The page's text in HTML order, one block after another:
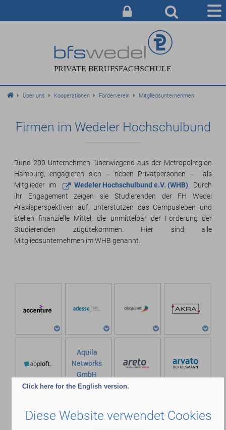
BERATUNG & ANMELDUNG
SERVICE & INFO
ÜBER UNS
Über uns Kooperationen Förderverein Mitgliedsunternehmen
Firmen im Wedeler Hochschulbund
Rund 200 Unternehmen, überwiegend aus der Metropolregion
Hamburg, engagieren sich – neben Privatpersonen – als
Mitglieder im
Wedeler Hochschulbund e.V. (WHB). Durch
ihr Engagement zeigen sie Studierenden der FH Wedel
Praxisperspektiven auf, unterstützen das Campusleben und
stellen finanzielle Mittel, die unmittelbar der Förderung der
Studierenden zugutekommen. Hier sind alle
Mitgliedsunternehmen im WHB genannt.
Aquila
Networks
GmbH
Schlüter
GmbH &
Click here for the English version.
Diese Website verwendet Cookies